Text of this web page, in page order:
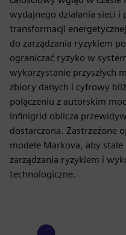
wydajnego działania sieci
transformacji
do zarządzania ryzykiem
ograniczać ryzyko w
wykorzystanie przyszłych
zbiory danych i cyfrowy
połączeniu z autorskim
Infinigrid oblicza
dostarczona. Zastrzeżone
modele Markova, aby
zarządzania ryzykiem i
technologiczne.